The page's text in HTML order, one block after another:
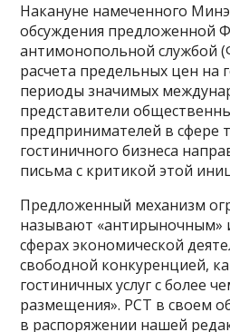
Накануне намеченного
обсуждения предложенной
антимонопольной службой
расчета предельных цен на
периоды значимых
представители
предпринимателей в сфере
гостиничного бизнеса
письма с критикой этой
Предложенный механизм
называют «антирыночным»
сферах экономической
свободной конкуренцией,
гостиничных услуг с более
размещения». РСТ в своем
в распоряжении нашей